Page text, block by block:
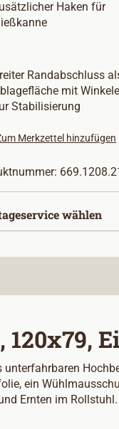
Haken für
Randabschluss
mit
Stabilisierung
Merkzettel hinzufügen
wählen
ein
Ernten im Rollstuhl.